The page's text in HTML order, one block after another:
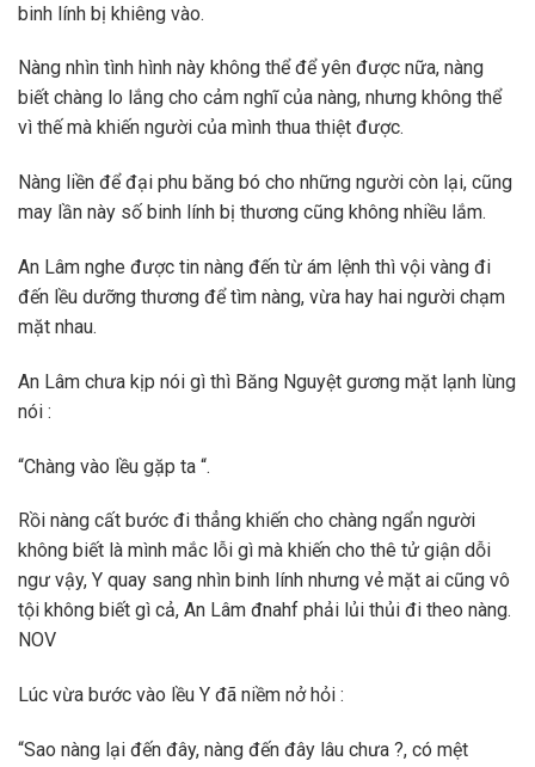
binh lính bị khiêng vào.
Nàng nhìn tình hình này không thể để yên được nữa, nàng
biết chàng lo lắng cho cảm nghĩ của nàng, nhưng không thể
vì thế mà khiến người của mình thua thiệt được.
Nàng liền để đại phu băng bó cho những người còn lại, cũng
may lần này số binh lính bị thương cũng không nhiều lắm.
An Lâm nghe được tin nàng đến từ ám lệnh thì vội vàng đi
đến lều dưỡng thương để tìm nàng, vừa hay hai người chạm
mặt nhau.
An Lâm chưa kịp nói gì thì Băng Nguyệt gương mặt lạnh lùng
nói :
“Chàng vào lều gặp ta “.
Rồi nàng cất bước đi thẳng khiến cho chàng ngẩn người
không biết là mình mắc lỗi gì mà khiến cho thê tử giận dỗi
ngư vậy, Y quay sang nhìn binh lính nhưng vẻ mặt ai cũng vô
tội không biết gì cả, An Lâm đnahf phải lủi thủi đi theo nàng.
NOV
Lúc vừa bước vào lều Y đã niềm nở hỏi :
“Sao nàng lại đến đây, nàng đến đây lâu chưa ?, có mệt